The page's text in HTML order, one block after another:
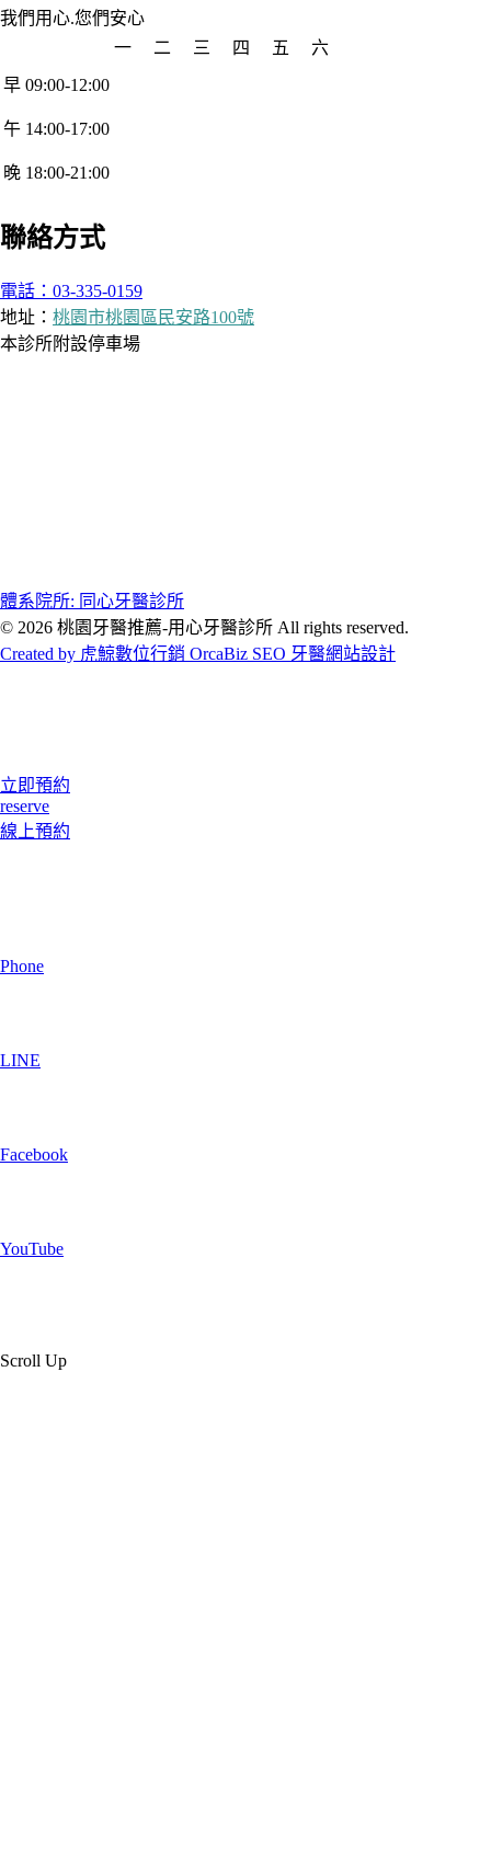
我們用心.您們安心
一
二 三 四 五
六
早 09:00-12:00
午 14:00-17:00
晚 18:00-21:00
聯絡方式
電話：03-335-0159
地址： 桃園市桃園區民安路100號
本診所附設停車場
體系院所: 同心牙醫診所
© 2026 桃園牙醫推薦-用心牙醫診所 All rights reserved.
Created by 虎鯨數位行銷 OrcaBiz SEO 牙醫網站設計
立即預約
reserve
線上預約
Phone
LINE
Facebook
YouTube
Scroll Up